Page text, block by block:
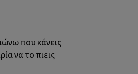
που κάνεις
να το πιεις